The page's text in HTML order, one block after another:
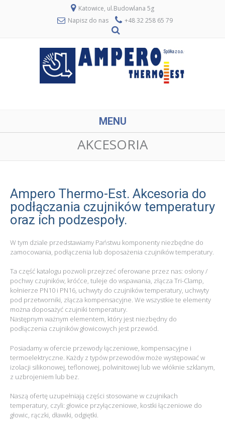
Katowice, ul.Budowlana 5g
Napisz do nas
+48 32 258 65 79
MENU
AKCESORIA
Ampero Thermo-Est. Akcesoria do
podłączania czujników temperatury
oraz ich podzespoły.
W tym dziale przedstawiamy Państwu komponenty niezbędne do
zamocowania, podłączenia lub doposażenia czujników temperatury.
Ta część katalogu pozwoli przejrzeć oferowane przez nas: osłony /
pochwy czujników, króćce, tuleje do wspawania, złącza Tri-Clamp,
kołnierze PN10 i PN16, uchwyty do czujników temperatury, uchwyty
pod przetworniki, złącza kompensacyjne. We wszystkie te elementy
można doposażyć czujniki temperatury.
Następnym ważnym elementem, który jest niezbędny do
podłączenia czujników głowicowych jest przewód.
Posiadamy w ofercie przewody łączeniowe, kompensacyjne i
termoelektryczne. Każdy z typów przewodów może występować w
izolacji silikonowej, teflonowej, polwinitowej lub we włóknie szklanym,
z uzbrojeniem lub bez.
Naszą ofertę uzupełniają części stosowane w czujnikach
temperatury, czyli: głowice przyłączeniowe, kostki łączeniowe do
głowic, rączki, dławiki, odgiętki.